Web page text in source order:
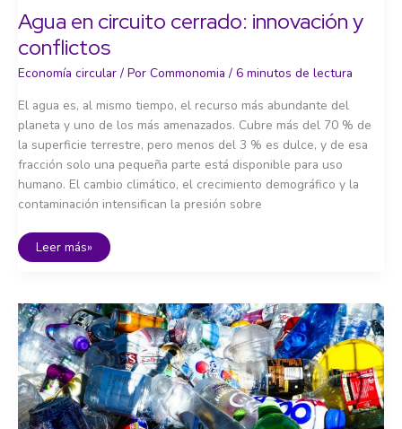
Agua en circuito cerrado: innovación y
conflictos
Economía circular / Por Commonomia / 6 minutos de lectura
El agua es, al mismo tiempo, el recurso más abundante del
planeta y uno de los más amenazados. Cubre más del 70 % de
la superficie terrestre, pero menos del 3 % es dulce, y de esa
fracción solo una pequeña parte está disponible para uso
humano. El cambio climático, el crecimiento demográfico y la
contaminación intensifican la presión sobre
Agua
en
y
conflictos
Leer más»